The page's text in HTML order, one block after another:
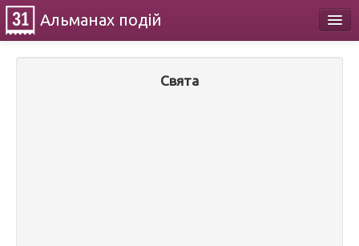
Альманах подій
Свята